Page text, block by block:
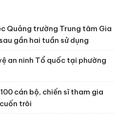
Quảng trường Trung tâm Gia
gần hai tuần sử dụng
an ninh Tổ quốc tại phường
cán bộ, chiến sĩ tham gia
trôi